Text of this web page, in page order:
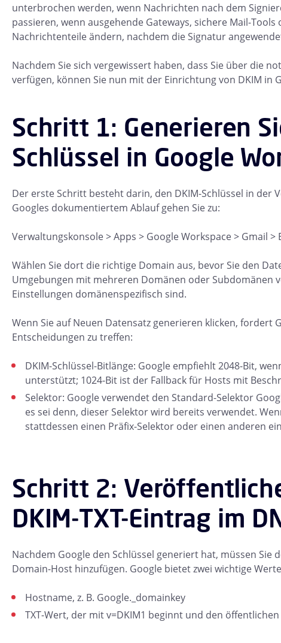
unterbrochen werden, wenn Nachrichten nach dem
passieren, wenn ausgehende Gateways, sichere Mail-
Nachrichtenteile ändern, nachdem die Signatur
Nachdem Sie sich vergewissert haben, dass Sie über die
verfügen, können Sie nun mit der Einrichtung von DKIM in
Schritt 1: Generieren
Schlüssel in Google
Der erste Schritt besteht darin, den DKIM-Schlüssel in der
Googles dokumentiertem Ablauf gehen Sie zu:
Verwaltungskonsole > Apps > Google Workspace > Gmail
Wählen Sie dort die richtige Domain aus, bevor Sie den
Umgebungen mit mehreren Domänen oder Subdomänen
Einstellungen domänenspezifisch sind.
Wenn Sie auf Neuen Datensatz generieren klicken, fordert
Entscheidungen zu treffen:
DKIM-Schlüssel-Bitlänge: Google empfiehlt 2048-Bit,
unterstützt; 1024-Bit ist der Fallback für Hosts mit
Selektor: Google verwendet den Standard-Selektor
es sei denn, dieser Selektor wird bereits verwendet.
stattdessen einen Präfix-Selektor oder einen anderen
Schritt 2:
DKIM-TXT-Eintrag im
Nachdem Google den Schlüssel generiert hat, müssen Sie
Domain-Host hinzufügen. Google bietet zwei wichtige
Hostname, z. B. Google._domainkey
TXT-Wert, der mit v=DKIM1 beginnt und den